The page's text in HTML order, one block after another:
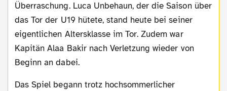
Überraschung. Luca Unbehaun, der die Saison über
das Tor der U19 hütete, stand heute bei seiner
eigentlichen Altersklasse im Tor. Zudem war
Kapitän Alaa Bakir nach Verletzung wieder von
Beginn an dabei.
Das Spiel begann trotz hochsommerlicher